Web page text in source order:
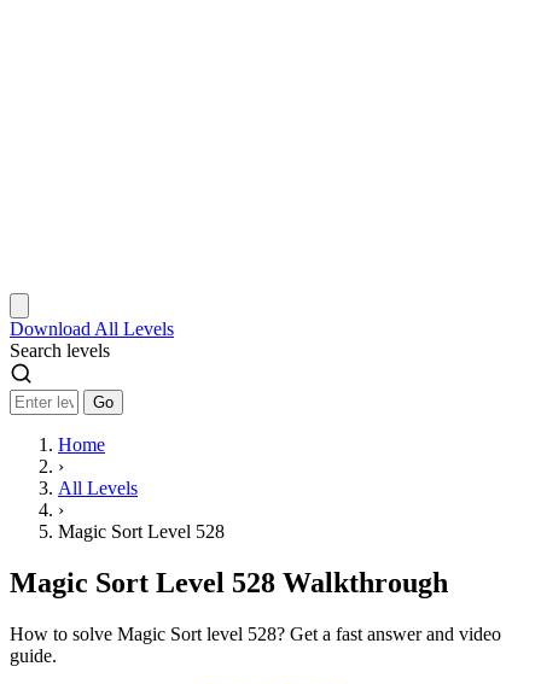
Download All Levels
Search levels
Go
Home
›
All Levels
›
Magic Sort Level 528
Magic Sort Level 528 Walkthrough
How to solve Magic Sort level 528? Get a fast answer and video
guide.